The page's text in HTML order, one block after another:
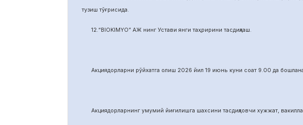
тузиш тўғрисида.
12.“BIOKIMYO” АЖ нинг Устави янги таҳририни тасдиқлаш.
Акциядорларни рўйхатга олиш 2026 йил 19 июнь куни соат 9.00 да
Акциядорларнинг умумий йиғилишга шахсини тасдиқловчи хужжат,